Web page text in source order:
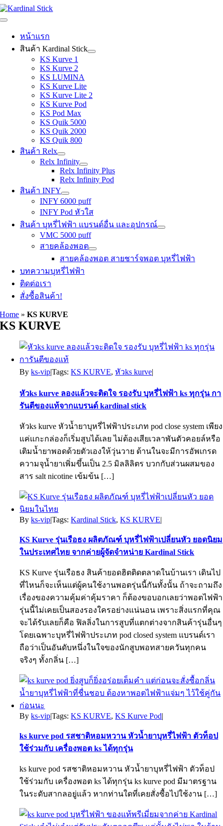
Skip
to
Toggle
Navigation
หน้าแรก
สินค้า Kardinal Stick
KS Kurve 1
KS Kurve 2
KS LUMINA
KS Kurve Lite
KS Kurve Lite 2
KS Kurve Pod
KS Pod Max
KS Quik 5000
KS Quik 2000
KS Quik 800
สินค้า Relx
Relx Infinity
Relx Infinity Plus
Relx Infinity Pod
สินค้า INFY
INFY 6000 puff
INFY Pod หัวใส
สินค้า บุหรี่ไฟฟ้า แบรนด์อื่น และอุปกรณ์
VMC 5000 puff
สายคล้องพอต
สายคล้องพอต สายชาร์จพอต บุหรี่ไฟฟ้า
บทความบุหรี่ไฟฟ้า
ติดต่อเรา
สั่งซื้อสินค้า!
Home »KS KURVE
KS KURVE
Byks-vip|Tags:KS KURVE,หัวks kurve|
หัวks kurve ลองแล้วจะติดใจ รองรับ บุหรี่ไฟฟ้า ks ทุกรุ่น กา
รันตีของแท้จากแบรนด์ kardinal stick
หัวks kurve หัวน้ำยาบุหรี่ไฟฟ้าประเภท pod close system เพียง
แค่แกะกล่องก็เริ่มสูบได้เลย ไม่ต้องเสียเวลาพันตัวคอยล์หรือ
เติมน้ำยาพอดด้วยตัวเองให้วุ่นวาย ด้านในจะมีการอัพเกรด
ความจุน้ำยาเพิ่มขึ้นเป็น 2.5 มิลลิลิตร บวกกับส่วนผสมของ
สาร salt nicotine เข้มข้น […]
Byks-vip|Tags:Kardinal Stick,KS KURVE|
KS Kurve รุ่นเรือธง ผลิตภัณฑ์ บุหรี่ไฟฟ้าเปลี่ยนหัว ยอดนิยม
ในประเทศไทย จากค่ายผู้จัดจำหน่าย Kardinal Stick
KS Kurve รุ่นเรือธง สินค้ายอดฮิตติดตลาดในบ้านเรา เดินไป
ที่ไหนก็จะเห็นแต่ผู้คนใช้งานพอตรุ่นนี้กันทั้งนั้น ถ้าจะถามถึง
เรื่องของความคุ้มค่าคุ้มราคา ก็ต้องขอบอกเลยว่าพอตไฟฟ้า
รุ่นนี้ไม่เคยเป็นสองรองใครอย่างแน่นอน เพราะสิ่งแรกที่คุณ
จะได้รับเลยก็คือ ฟิลลิ่งในการสูบที่แตกต่างจากสินค้ารุ่นอื่นๆ
โดยเฉพาะบุหรี่ไฟฟ้าประเภท pod closed system แบรนด์เรา
ถือว่าเป็นอันดับหนึ่งในใจของนักสูบพอทสายควันทุกคน
จริงๆ ทั้งกลิ่น […]
Byks-vip|Tags:KS KURVE,KS Kurve Pod|
ks kurve pod รสชาติหอมหวาน หัวน้ำยาบุหรี่ไฟฟ้า ตัวท็อป
ใช้ร่วมกับ เครื่องพอต ks ได้ทุกรุ่น
ks kurve pod รสชาติหอมหวาน หัวน้ำยาบุหรี่ไฟฟ้า ตัวท็อป
ใช้ร่วมกับ เครื่องพอต ks ได้ทุกรุ่น ks kurve pod มีมาตรฐาน
ในระดับสากลอยู่แล้ว หากท่านใดที่เคยสั่งซื้อไปใช้งาน […]